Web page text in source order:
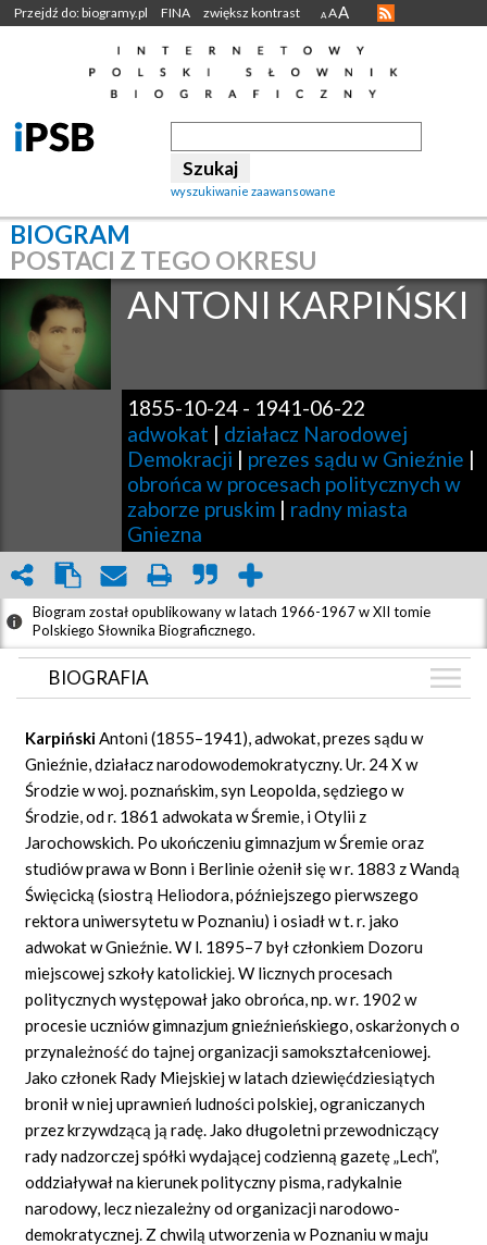
Przejdź do: biogramy.pl FINA zwiększ kontrast A AA
wyszukiwanie zaawansowane
BIOGRAM
POSTACI Z TEGO OKRESU
ANTONI KARPIŃSKI
1855-10-24 - 1941-06-22
adwokat | działacz Narodowej
Demokracji | prezes sądu w Gnieźnie |
obrońca w procesach politycznych w
zaborze pruskim | radny miasta
Gniezna
Biogram został opublikowany w latach 1966-1967 w XII tomie
Polskiego Słownika Biograficznego.
BIOGRAFIA
ZDJĘCIA (2)
GRAF POWIĄZAŃ
DYSKUSJA
Mapa
KarpińskiAntoni (1855–1941), adwokat, prezes sądu w
Gnieźnie, działacz narodowodemokratyczny. Ur. 24 X w
Środzie w woj. poznańskim, syn Leopolda, sędziego w
Środzie, od r. 1861 adwokata w Śremie, i Otylii z
Jarochowskich. Po ukończeniu gimnazjum w Śremie oraz
studiów prawa w Bonn i Berlinie ożenił się w r. 1883 z Wandą
Święcicką (siostrą Heliodora, późniejszego pierwszego
rektora uniwersytetu w Poznaniu) i osiadł w t. r. jako
adwokat w Gnieźnie. W l. 1895–7 był członkiem Dozoru
miejscowej szkoły katolickiej. W licznych procesach
politycznych występował jako obrońca, np. w r. 1902 w
procesie uczniów gimnazjum gnieźnieńskiego, oskarżonych o
przynależność do tajnej organizacji samokształceniowej.
Jako członek Rady Miejskiej w latach dziewięćdziesiątych
bronił w niej uprawnień ludności polskiej, ograniczanych
przez krzywdzącą ją radę. Jako długoletni przewodniczący
rady nadzorczej spółki wydającej codzienną gazetę „Lech”,
oddziaływał na kierunek polityczny pisma, radykalnie
narodowy, lecz niezależny od organizacji narodowo-
demokratycznej. Z chwilą utworzenia w Poznaniu w maju